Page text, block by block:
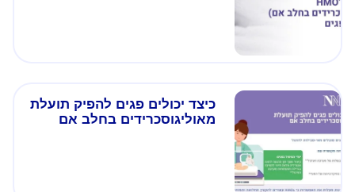
כיצד יכולים פגים להפיק תועלת
מאוליגוסכרידים בחלב אם